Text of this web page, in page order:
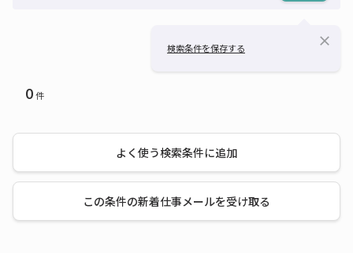
検索条件を保存する close
0件
よく使う検索条件に追加
この条件の新着仕事メールを受け取る